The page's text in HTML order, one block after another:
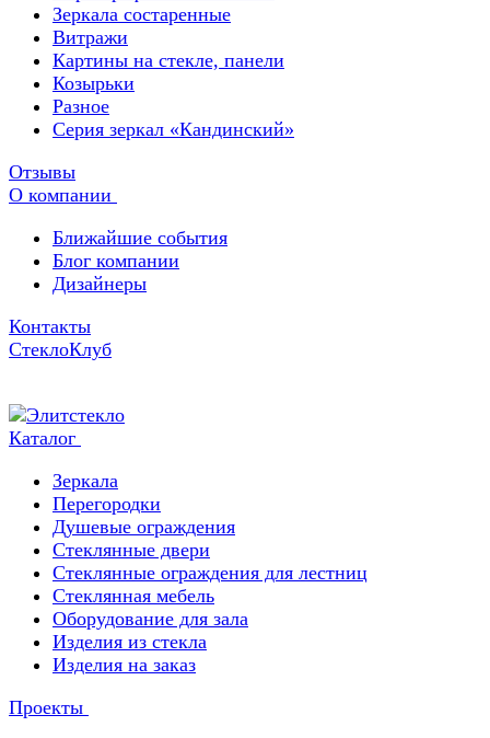
Зеркала состаренные
Витражи
Картины на стекле, панели
Козырьки
Разное
Серия зеркал «Кандинский»
Отзывы
О компании
Ближайшие события
Блог компании
Дизайнеры
Контакты
СтеклоКлуб
Каталог
Зеркала
Перегородки
Душевые ограждения
Стеклянные двери
Стеклянные ограждения для лестниц
Стеклянная мебель
Оборудование для зала
Изделия из стекла
Изделия на заказ
Проекты